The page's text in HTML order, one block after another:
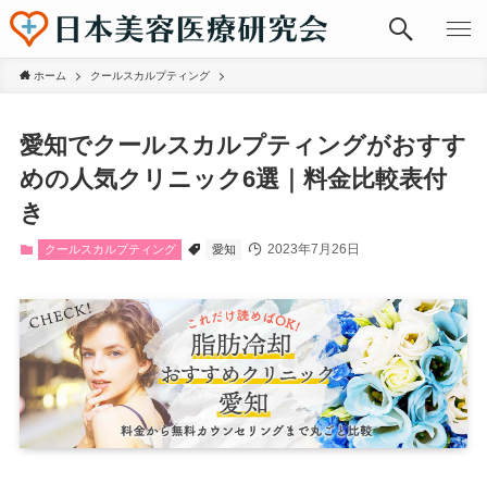
ホーム クールスカルプティング
愛知でクールスカルプティングがおすす
めの人気クリニック6選｜料金比較表付
き
クールスカルプティング 愛知 2023年7月26日